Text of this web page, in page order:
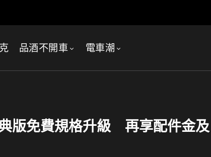
品酒不開車 電車潮
版免費規格升級 再享配件金及